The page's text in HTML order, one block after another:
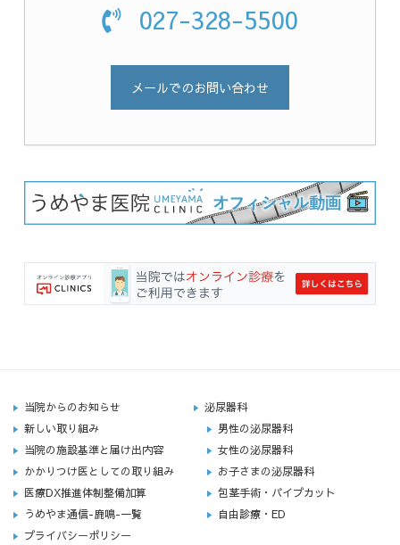
027-328-5500
メールでのお問い合わせ
当院からのお知らせ
新しい取り組み
当院の施設基準と届け出内容
かかりつけ医としての取り組み
医療DX推進体制整備加算
うめやま通信-鹿鳴-一覧
プライバシーポリシー
泌尿器科
男性の泌尿器科
女性の泌尿器科
お子さまの泌尿器科
包茎手術・パイプカット
自由診療・ED